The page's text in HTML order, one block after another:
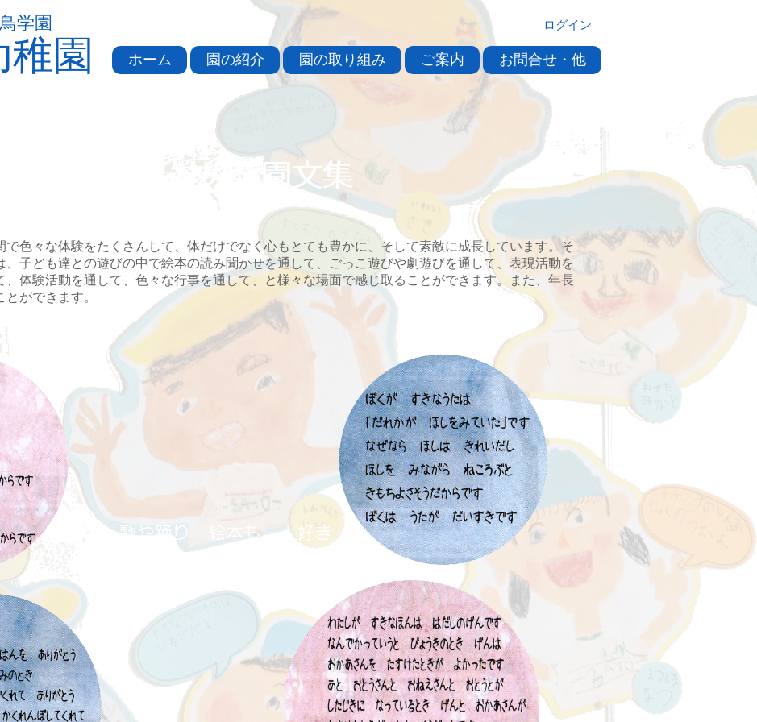
園
学園
ホーム 園の紹介 園の取り組み ご案内 お問合せ・他
ログイン
​子どもたちの卒園文集
色々な体験をたくさんして、体だけでなく心もとても豊かに、そして素敵に成長しています。そ
、子ども達との遊びの中で絵本の読み聞かせを通して、ごっこ遊びや劇遊びを通して、表現活動を
、体験活動を通して、色々な行事を通して、と様々な場面で感じ取ることができます。また、年長
ができます。
☆ 歌や踊り 絵本も 大好き
体も 心も 感性も